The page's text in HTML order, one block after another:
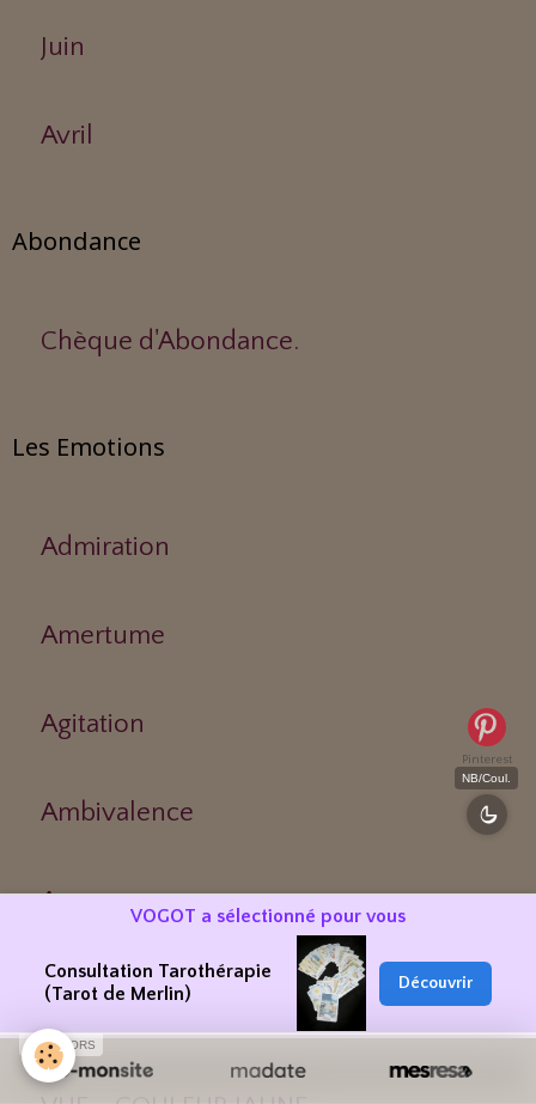
Juin
Avril
Abondance
Chèque d'Abondance.
Les Emotions
Admiration
Amertume
Agitation
Ambivalence
Amour
La Rosace
Pinterest
NB/Coul.
VOGOT a sélectionné pour vous
Consultation Tarothérapie
(Tarot de Merlin)
Découvrir
SPONSORS